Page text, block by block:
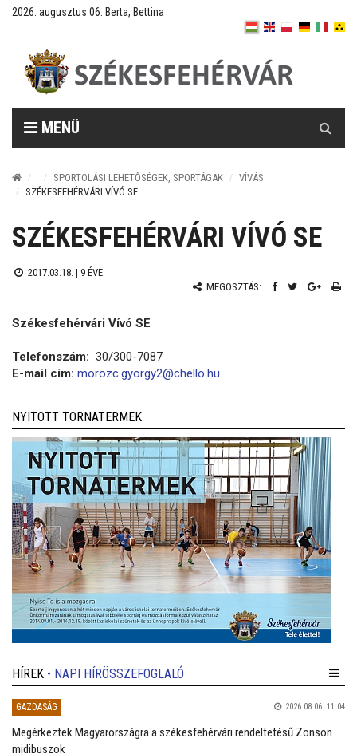
2026. augusztus 06. Berta, Bettina
MENÜ
SPORTOLÁSI LEHETŐSÉGEK, SPORTÁGAK
VÍVÁS
SZÉKESFEHÉRVÁRI VÍVÓ SE
SZÉKESFEHÉRVÁRI VÍVÓ SE
2017.03.18. | 9 ÉVE
MEGOSZTÁS:
Székesfehérvári Vívó SE
Telefonszám: 30/300-7087
E-mail cím: morozc.gyorgy2@chello.hu
NYITOTT TORNATERMEK
HÍREK - NAPI HÍRÖSSZEFOGLALÓ
GAZDASÁG 2026.08.06. 11:04
Megérkeztek Magyarországra a székesfehérvári rendeltetésű Zonson
midibuszok